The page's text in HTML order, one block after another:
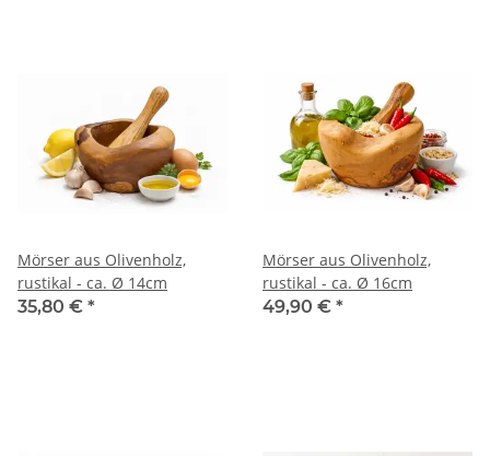
Mörser aus Olivenholz,
rustikal - ca. Ø 14cm
35,80 € *
Mörser aus Olivenholz,
rustikal - ca. Ø 16cm
49,90 € *